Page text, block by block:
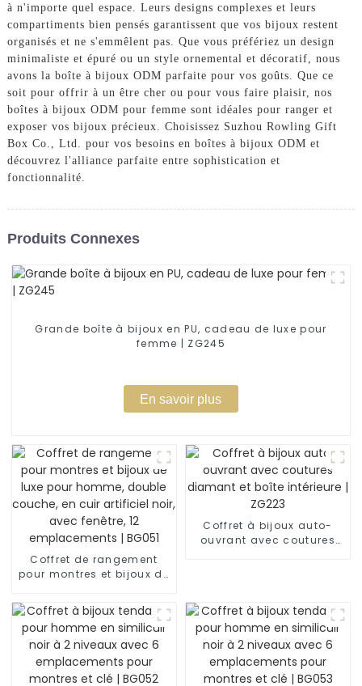
à n'importe quel espace. Leurs designs complexes et leurs
compartiments bien pensés garantissent que vos bijoux restent
organisés et ne s'emmêlent pas. Que vous préfériez un design
minimaliste et épuré ou un style ornemental et décoratif, nous
avons la boîte à bijoux ODM parfaite pour vos goûts. Que ce
soit pour offrir à un être cher ou pour vous faire plaisir, nos
boîtes à bijoux ODM pour femme sont idéales pour ranger et
exposer vos bijoux précieux. Choisissez Suzhou Rowling Gift
Box Co., Ltd. pour vos besoins en boîtes à bijoux ODM et
découvrez l'alliance parfaite entre sophistication et
fonctionnalité.
Produits Connexes
Grande boîte à bijoux en PU, cadeau de luxe pour
femme | ZG245
En savoir plus
Coffret de rangement
pour montres et bijoux de
couche, en cuir artificiel
noir, avec fenêtre, 12
emplacements | BG051
Coffret à bijoux auto-
ouvrant avec coutures